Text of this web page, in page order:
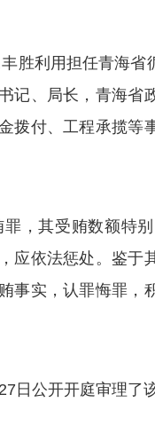
利用担任青海省
记、局长，青海省
拨付、工程承揽等
其受贿数额特别
应依法惩处。鉴于
事实，认罪悔罪，
公开开庭审理了